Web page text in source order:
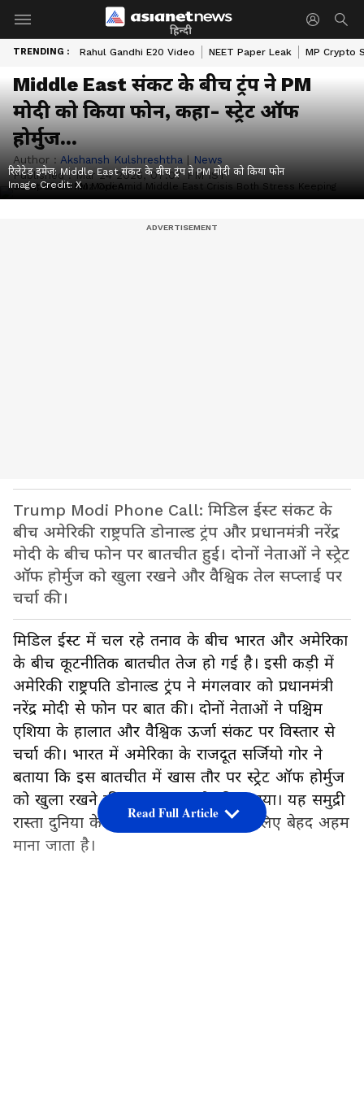
हिन्दी
TRENDING : Rahul Gandhi E20 Video NEET Paper Leak MP Crypto
Middle East संकट के बीच ट्रंप ने PM
मोदी को किया फोन, कहा- स्ट्रेट ऑफ
होर्मुज...
Author : Akshansh Kulshreshtha | News
Published :Mar 24 2026, 07:07 PM IST
रिलेटेड इमेज: Middle East संकट के बीच ट्रंप ने PM मोदी को किया फोन
Image Credit:X
Trump Modi Phone Call: मिडिल ईस्ट संकट के
बीच अमेरिकी राष्ट्रपति डोनाल्ड ट्रंप और प्रधानमंत्री नरेंद्र
मोदी के बीच फोन पर बातचीत हुई। दोनों नेताओं ने स्ट्रेट
ऑफ होर्मुज को खुला रखने और वैश्विक तेल सप्लाई पर
चर्चा की।
मिडिल ईस्ट में चल रहे तनाव के बीच भारत और अमेरिका
के बीच कूटनीतिक बातचीत तेज हो गई है। इसी कड़ी में
अमेरिकी राष्ट्रपति डोनाल्ड ट्रंप ने मंगलवार को प्रधानमंत्री
नरेंद्र मोदी से फोन पर बात की। दोनों नेताओं ने पश्चिम
एशिया के हालात और वैश्विक ऊर्जा संकट पर विस्तार से
चर्चा की। भारत में अमेरिका के राजदूत सर्जियो गोर ने
बताया कि इस बातचीत में खास तौर पर स्ट्रेट ऑफ होर्मुज
को खुला रखने की जरूरत पर जोर दिया गया। यह समुद्री
रास्ता दुनिया के तेल और गैस कारोबार के लिए बेहद अहम
माना जाता है।
Read Full Article